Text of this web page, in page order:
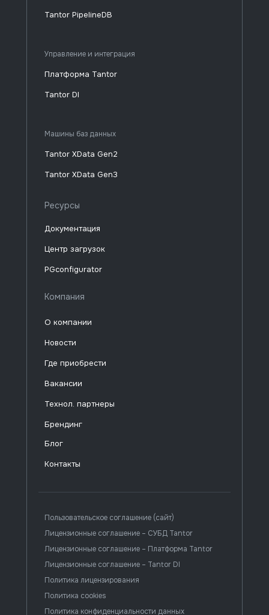
Управление и интеграция
Машины баз данных
Ресурсы
Компания
Tantor PipelineDB
Платформа Tantor
Tantor DI
Tantor XData Gen3
Tantor XData Gen2
Политика cookies
Пользовательское соглашение (сайт)
Политика конфиденциальности данных
Центр загрузок
PGconfigurator
О компании
Новости
Где приобрести
Вакансии
Брендинг
Лицензионные соглашение – Платформа Tantor
Лицензионные соглашение – СУБД Tantor
Лицензионные соглашение – Tantor DI
Политика лицензирования
Технол. партнеры
Блог
Контакты
Документация